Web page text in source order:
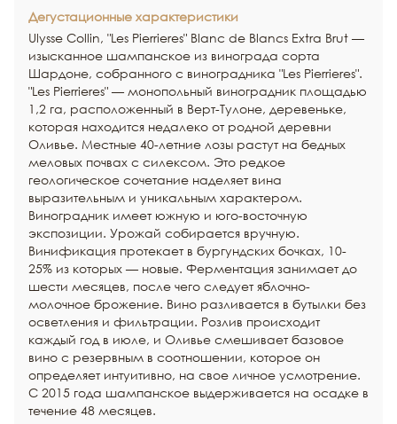
Дегустационные характеристики
Ulysse Collin, "Les Pierrieres" Blanc de Blancs Extra Brut —
изысканное шампанское из винограда сорта
Шардоне, собранного с виноградника "Les Pierrieres".
"Les Pierrieres" — монопольный виноградник площадью
1,2 га, расположенный в Верт-Тулоне, деревеньке,
которая находится недалеко от родной деревни
Оливье. Местные 40-летние лозы растут на бедных
меловых почвах с силексом. Это редкое
геологическое сочетание наделяет вина
выразительным и уникальным характером.
Виноградник имеет южную и юго-восточную
экспозиции. Урожай собирается вручную.
Винификация протекает в бургундских бочках, 10-
25% из которых — новые. Ферментация занимает до
шести месяцев, после чего следует яблочно-
молочное брожение. Вино разливается в бутылки без
осветления и фильтрации. Розлив происходит
каждый год в июле, и Оливье смешивает базовое
вино с резервным в соотношении, которое он
определяет интуитивно, на свое личное усмотрение.
С 2015 года шампанское выдерживается на осадке в
течение 48 месяцев.